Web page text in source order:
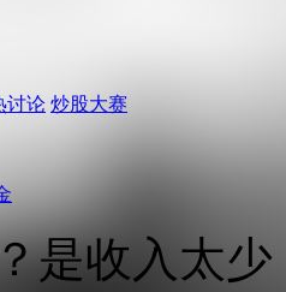
讨论 炒股大赛
是收入太